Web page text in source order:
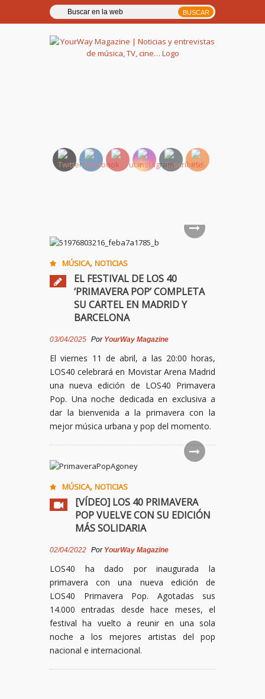
MÚSICA, NOTICIAS
EL FESTIVAL DE LOS 40
‘PRIMAVERA POP’ COMPLETA
SU CARTEL EN MADRID Y
BARCELONA
03/04/2025 Por YourWay Magazine
El viernes 11 de abril, a las 20:00 horas,
LOS40 celebrará en Movistar Arena Madrid
una nueva edición de LOS40 Primavera
Pop. Una noche dedicada en exclusiva a
dar la bienvenida a la primavera con la
mejor música urbana y pop del momento.
MÚSICA, NOTICIAS
[VÍDEO] LOS 40 PRIMAVERA
POP VUELVE CON SU EDICIÓN
MÁS SOLIDARIA
02/04/2022 Por YourWay Magazine
LOS40 ha dado por inaugurada la
primavera con una nueva edición de
LOS40 Primavera Pop. Agotadas sus
14.000 entradas desde hace meses, el
festival ha vuelto a reunir en una sola
noche a los mejores artistas del pop
nacional e internacional.